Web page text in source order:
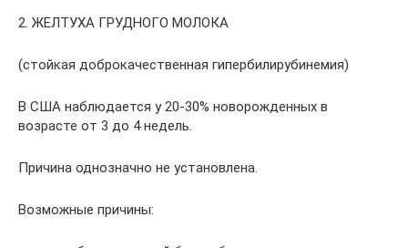
2. ЖЕЛТУХА ГРУДНОГО МОЛОКА
(стойкая доброкачественная гипербилирубинемия)
В США наблюдается у 20-30% новорожденных в
возрасте от 3 до 4 недель.
Причина однозначно не установлена.
Возможные причины: